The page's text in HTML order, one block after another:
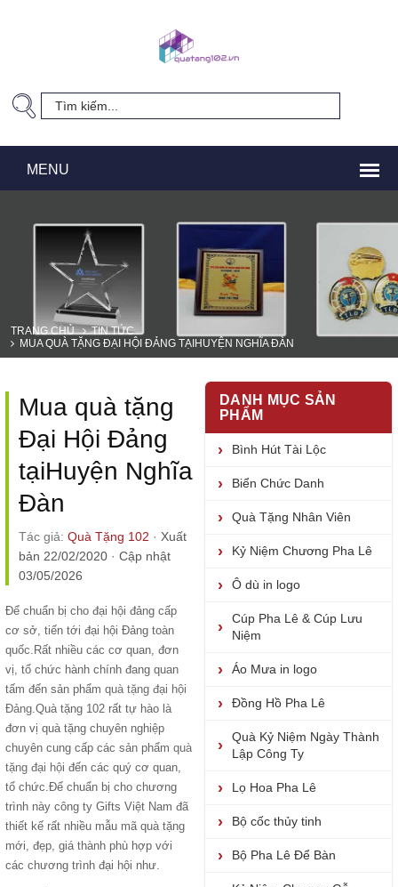
TRANG CHỦ
TIN TỨC
MUA QUÀ TẶNG ĐẠI HỘI ĐẢNG TẠIHUYỆN NGHĨA ĐÀN
Mua quà tặng
Đại Hội Đảng
tạiHuyện Nghĩa
Đàn
Tác giả: Quà Tặng 102 · Xuất
bản 22/02/2020 · Cập nhật
03/05/2026
Để chuẩn bị cho đại hội đảng cấp
cơ sở, tiến tới đại hội Đảng toàn
quốc.Rất nhiều các cơ quan, đơn
vị, tổ chức hành chính đang quan
tấm đến sản phẩm quà tặng đại hội
Đảng.Quà tặng 102 rất tự hào là
đơn vị quà tặng chuyên nghiệp
chuyên cung cấp các sản phẩm quà
tặng đại hội đến các quý cơ quan,
tổ chức.Để chuẩn bị cho chương
trình này công ty Gifts Việt Nam đã
thiết kế rất nhiều mẫu mã quà tặng
mới, đẹp, giá thành phù hợp với
các chương trình đại hội như.
DANH MỤC SẢN
PHẨM
Bình Hút Tài Lộc
Biển Chức Danh
Quà Tặng Nhân Viên
Kỷ Niệm Chương Pha Lê
Ô dù in logo
Cúp Pha Lê & Cúp Lưu
Niệm
Áo Mưa in logo
Đồng Hồ Pha Lê
Quà Kỷ Niệm Ngày Thành
Lập Công Ty
Lọ Hoa Pha Lê
Bộ cốc thủy tinh
Bộ Pha Lê Để Bàn